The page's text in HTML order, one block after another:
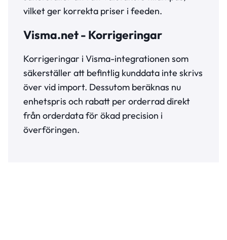
vilket ger korrekta priser i feeden.
Visma.net - Korrigeringar
Korrigeringar i Visma-integrationen som
säkerställer att befintlig kunddata inte skrivs
över vid import. Dessutom beräknas nu
enhetspris och rabatt per orderrad direkt
från orderdata för ökad precision i
överföringen.